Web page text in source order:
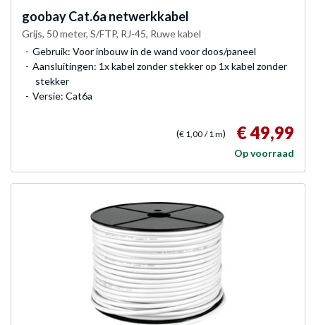
goobayCat.6a netwerkkabel
Grijs, 50 meter, S/FTP, RJ-45, Ruwe kabel
Gebruik: Voor inbouw in de wand voor doos/paneel
Aansluitingen: 1x kabel zonder stekker op 1x kabel zonder
stekker
Versie: Cat6a
(€ 1,00 / 1 m) € 49,99
Op voorraad